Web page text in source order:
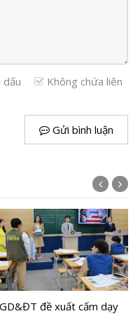
Không chứa liên
Gửi bình luận
đề xuất cấm dạy